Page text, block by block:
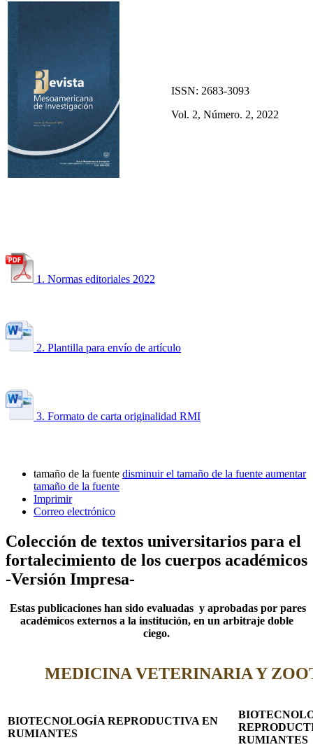
ISSN: 2683-3093
Vol. 2, Número. 2, 2022
1. Normas editoriales 2022
2. Plantilla para envío de artículo
3. Formato de carta originalidad RMI
tamaño de la fuente disminuir el tamaño de la fuente aumentar
tamaño de la fuente
Imprimir
Correo electrónico
Colección de textos universitarios para el
fortalecimiento de los cuerpos académicos
-Versión Impresa-
Estas publicaciones han sido evaluadas y aprobadas por pares
académicos externos a la institución, en un arbitraje doble
ciego.
MEDICINA VETERINARIA Y
BIOTECNOLOGÍA REPRODUCTIVA EN
RUMIANTES
RUMIANTES